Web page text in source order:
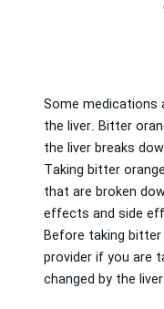
Some medications
the liver. Bitter
the liver breaks
Taking bitter
that are broken
effects and side
Before taking
provider if you are
changed by the